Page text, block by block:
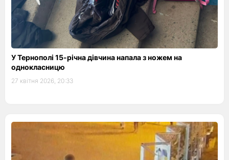
У Тернополі 15-річна дівчина напала з ножем на
однокласницю
27 квітня 2026, 20:33